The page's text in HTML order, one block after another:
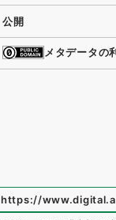
公開
メタデータの
https://